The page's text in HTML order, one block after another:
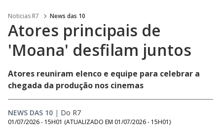
Noticias R7 News das 10
Atores principais de
'Moana' desfilam juntos
Atores reuniram elenco e equipe para celebrar a
chegada da produção nos cinemas
NEWS DAS 10 | Do R7
01/07/2026 - 15H01 (ATUALIZADO EM 01/07/2026 - 15H01)